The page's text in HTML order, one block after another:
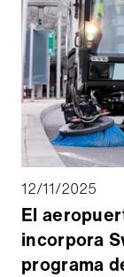
12/11/2025
El
incorpora
programa